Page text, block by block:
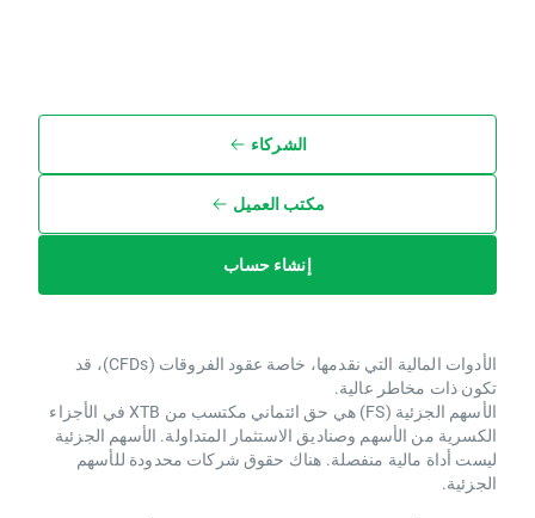
الشركاء
مكتب العميل
إنشاء حساب
الأدوات المالية التي نقدمها، خاصة عقود الفروقات (CFDs)، قد
تكون ذات مخاطر عالية.
الأسهم الجزئية (FS) هي حق ائتماني مكتسب من XTB ​​في الأجزاء
الكسرية من الأسهم وصناديق الاستثمار المتداولة. الأسهم الجزئية
ليست أداة مالية منفصلة. هناك حقوق شركات محدودة للأسهم
الجزئية.